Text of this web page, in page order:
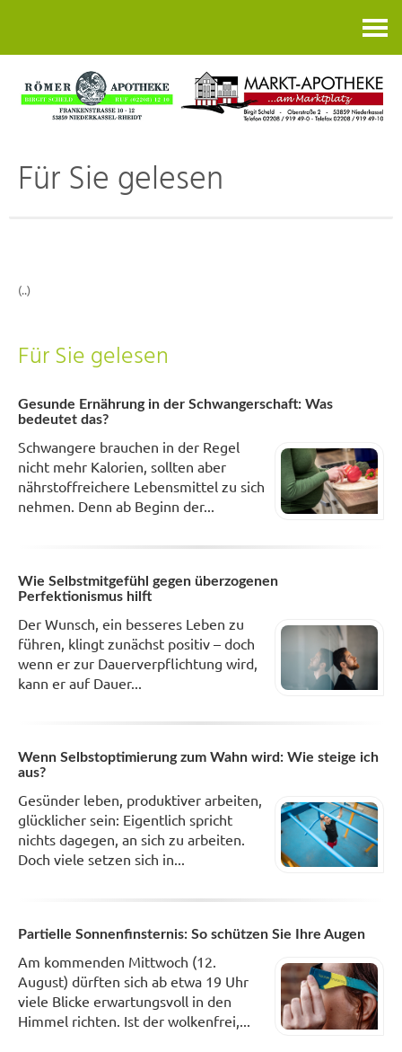
Für Sie gelesen
(..)
Für Sie gelesen
Gesunde Ernährung in der Schwangerschaft: Was
bedeutet das?
Schwangere brauchen in der Regel
nicht mehr Kalorien, sollten aber
nährstoffreichere Lebensmittel zu sich
nehmen. Denn ab Beginn der...
Wie Selbstmitgefühl gegen überzogenen
Perfektionismus hilft
Der Wunsch, ein besseres Leben zu
führen, klingt zunächst positiv – doch
wenn er zur Dauerverpflichtung wird,
kann er auf Dauer...
Wenn Selbstoptimierung zum Wahn wird: Wie steige ich
aus?
Gesünder leben, produktiver arbeiten,
glücklicher sein: Eigentlich spricht
nichts dagegen, an sich zu arbeiten.
Doch viele setzen sich in...
Partielle Sonnenfinsternis: So schützen Sie Ihre Augen
Am kommenden Mittwoch (12.
August) dürften sich ab etwa 19 Uhr
viele Blicke erwartungsvoll in den
Himmel richten. Ist der wolkenfrei,...